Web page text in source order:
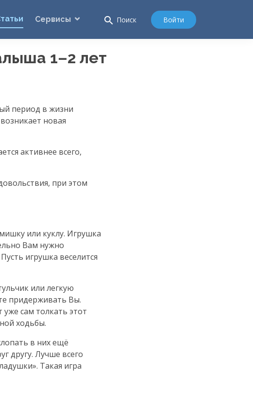
Сервисы search Поиск Войти
1–2 лет
период в жизни
возникает новая
активнее всего,
при этом
или куклу. Игрушка
Вам нужно
игрушка веселится
или легкую
придерживать Вы.
сам толкать этот
ходьбы.
в них ещё
другу. Лучше всего
». Такая игра